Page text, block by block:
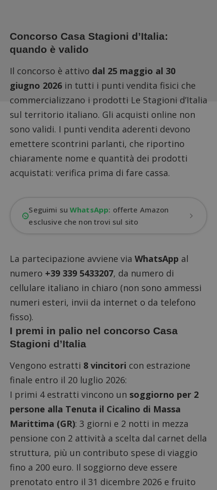
Concorso Casa Stagioni d’Italia:
quando è valido
Il concorso è attivo dal 25 maggio al 30
giugno 2026 in tutti i punti vendita fisici che
commercializzano i prodotti Le Stagioni d’Italia
sul territorio italiano. Gli acquisti online non
sono validi. I punti vendita aderenti devono
emettere scontrini parlanti, che riportino
chiaramente nome e quantità dei prodotti
acquistati: verifica prima di fare cassa.
Seguimi suWhatsApp: offerte Amazon
esclusive che non trovi sul sito
La partecipazione avviene via WhatsApp al
numero +39 339 5433207, da numero di
cellulare italiano in chiaro (non sono ammessi
numeri esteri, invii da internet o da telefono
fisso).
I premi in palio nel concorso Casa
Stagioni d’Italia
Vengono estratti 8 vincitori con estrazione
finale entro il 20 luglio 2026:
I primi 4 estratti vincono un soggiorno per 2
persone alla Tenuta il Cicalino di Massa
Marittima (GR): 3 giorni e 2 notti in mezza
pensione con 2 attività a scelta dal carnet della
struttura, più un contributo spese di viaggio
fino a 200 euro. Il soggiorno deve essere
prenotato entro il 31 dicembre 2026 e fruito